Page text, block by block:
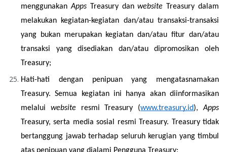
menggunakan Apps Treasury dan website Treasury dalam
melakukan kegiatan-kegiatan dan/atau transaksi-transaksi
yang bukan merupakan kegiatan dan/atau fitur dan/atau
transaksi yang disediakan dan/atau dipromosikan oleh
Treasury;
Hati-hati dengan penipuan yang mengatasnamakan
Treasury. Semua kegiatan ini hanya akan diinformasikan
melalui website resmi Treasury (www.treasury.id), Apps
Treasury, serta media sosial resmi Treasury. Treasury tidak
bertanggung jawab terhadap seluruh kerugian yang timbul